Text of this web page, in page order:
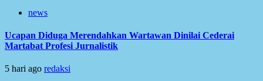
news
Ucapan Diduga Merendahkan Wartawan Dinilai Cederai
Martabat Profesi Jurnalistik
5 hari ago redaksi